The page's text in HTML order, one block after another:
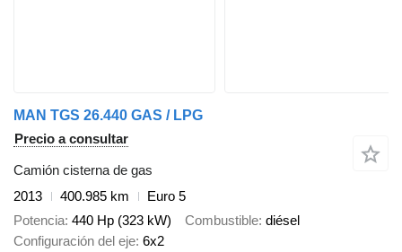
MAN TGS 26.440 GAS / LPG
Precio a consultar
Camión cisterna de gas
2013
400.985 km
Euro 5
Potencia 440 Hp (323 kW) Combustible diésel
Configuración del eje 6x2